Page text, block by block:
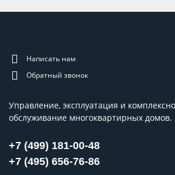
Написать нам
Обратный звонок
Управление, эксплуатация и
обслуживание многоквартирных домов.
+7 (499) 181-00-48
+7 (495) 656-76-86